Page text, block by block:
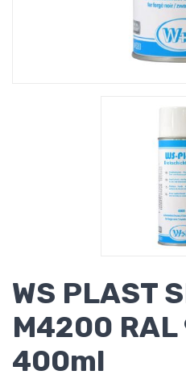
WS PLAST
M4200 RAL
400ml